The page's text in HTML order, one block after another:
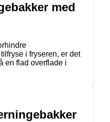
med
i fryseren, er det
en flad overflade i